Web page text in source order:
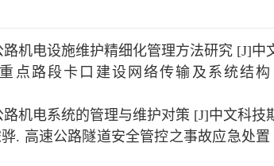
机电设施维护精细化管理方法研究 [J]
点路段卡口建设网络传输及系统结构
机电系统的管理与维护对策 [J]中文科技
. 高速公路隧道安全管控之事故应急处